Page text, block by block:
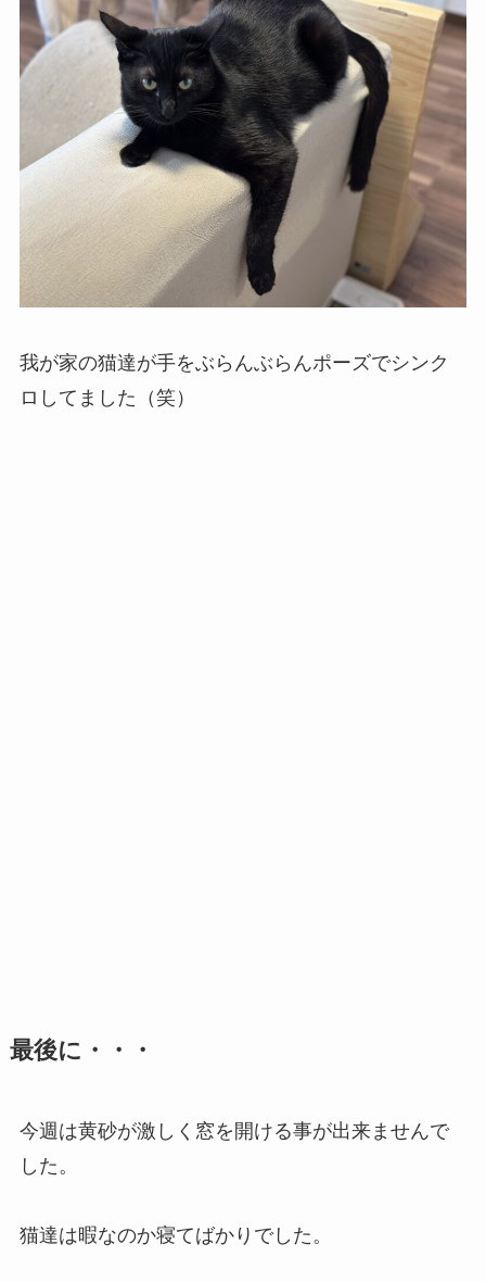
我が家の猫達が手をぶらんぶらんポーズでシンク
ロしてました（笑）
最後に・・・
今週は黄砂が激しく窓を開ける事が出来ませんで
した。
猫達は暇なのか寝てばかりでした。